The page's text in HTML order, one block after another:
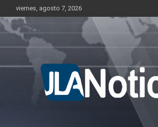
to
content
viernes, agosto 7, 2026